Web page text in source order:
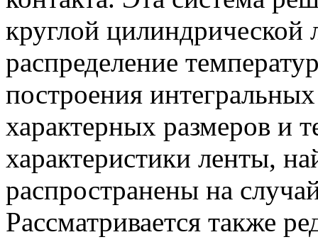
круглой
распределение
построения
характерных размеров и
характеристики ленты,
распространены на
Рассматривается также